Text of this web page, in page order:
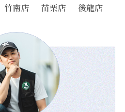
竹南店 苗栗店 後龍店